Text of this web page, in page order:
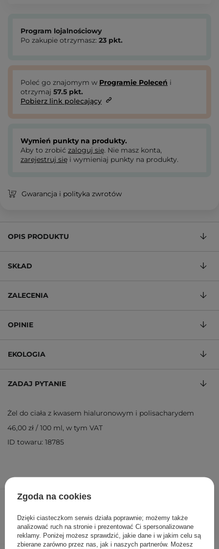
23,00 zł /szt.
DODAJ DO KOSZYKA
Program lojalnościowy
Po zakupie otrzymasz: 23 pkt.
Poleć go znajomym w Programie Poleceń i
otrzymaj 57.5 pkt.
Pobierz link polecający
Wymień punkty na produkty.
Aby to zrobić zaloguj się. Nie masz konta,
zarejestruj się i wymieniaj punkty na produkty.
Gwarancja i polityka zwrotów
OPIS PRODUKTU
SKŁAD
ZALECENIA
OPINIE
EKOLOGIA
ZADAJ PYTANIE
Żel do ciała z kwasem hialuronowym i polisacharydem
46,00 zł / 100 ml, w tym VAT
ID towaru: 18785
Zgoda na cookies
Dzięki ciasteczkom serwis działa poprawnie; możemy także
analizować ruch na stronie i prezentować Ci spersonalizowane
reklamy. Poniżej możesz sprawdzić, jakie dane i w jakim celu są
zbierane zarówno przez nas, jak i naszych partnerów. Możesz